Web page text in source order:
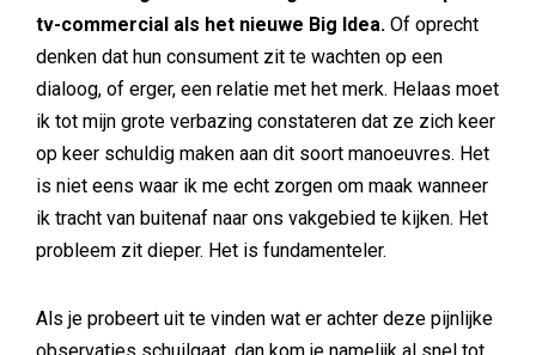
tv-commercial als het nieuwe Big Idea. Of oprecht
denken dat hun consument zit te wachten op een
dialoog, of erger, een relatie met het merk. Helaas moet
ik tot mijn grote verbazing constateren dat ze zich keer
op keer schuldig maken aan dit soort manoeuvres. Het
is niet eens waar ik me echt zorgen om maak wanneer
ik tracht van buitenaf naar ons vakgebied te kijken. Het
probleem zit dieper. Het is fundamenteler.
Als je probeert uit te vinden wat er achter deze pijnlijke